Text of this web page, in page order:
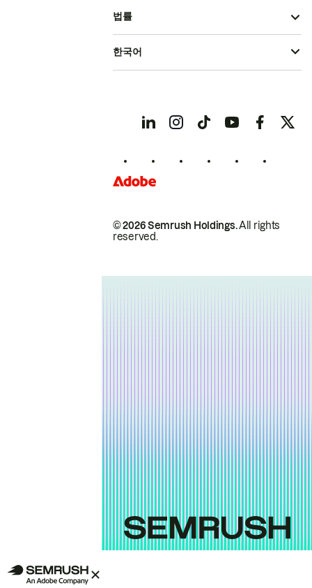
© 2026 Semrush Holdings.All rights
reserved.
법률
한국어